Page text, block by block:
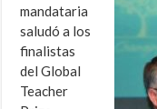
mandataria
saludó a los
finalistas
del Global
Teacher